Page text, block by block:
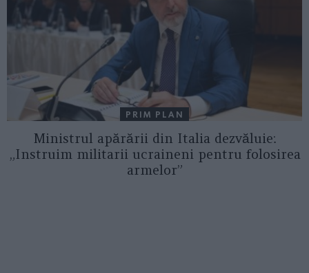
PRIM PLAN
Ministrul apărării din Italia dezvăluie:
„Instruim militarii ucraineni pentru folosirea
armelor”